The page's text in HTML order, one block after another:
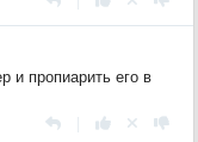
и пропиарить его в